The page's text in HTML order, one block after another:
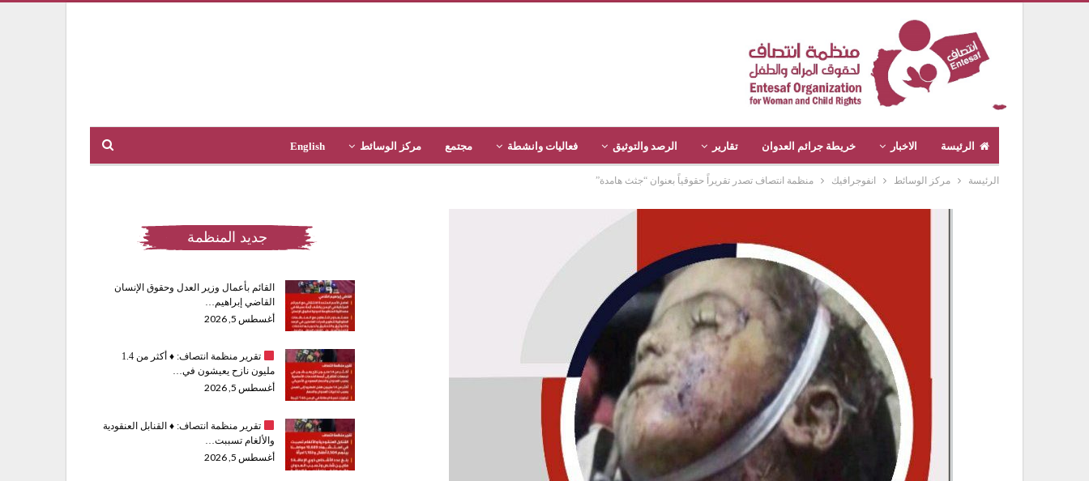
الرئيسة الاخبار خريطة جرائم العدوان تقارير الرصد والتوثيق فعاليات وانشطة مجتمع مركز الوسائط English
الرئيسة مركز الوسائط انفوجرافيك منظمة انتصاف تصدر تقريراً حقوقياً بعنوان “جثث هامدة”
جديد المنظمة
القائم بأعمال وزير العدل وحقوق الإنسان
القاضي إبراهيم…
أغسطس 5, 2026
تقرير منظمة انتصاف: ♦️
أكثر من 1.4
مليون نازح يعيشون في…
أغسطس 5, 2026
تقرير منظمة انتصاف: ♦️القنابل العنقودية
والألغام تسببت…
أغسطس 5, 2026